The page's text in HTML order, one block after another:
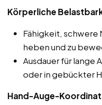
Körperliche
Fähigkeit, schwere
heben und zu
Ausdauer für lange
oder in gebückter
Hand-Auge-